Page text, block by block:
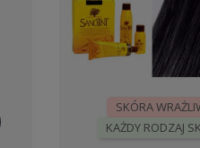
SKÓRA
KAŻDY RODZAJ